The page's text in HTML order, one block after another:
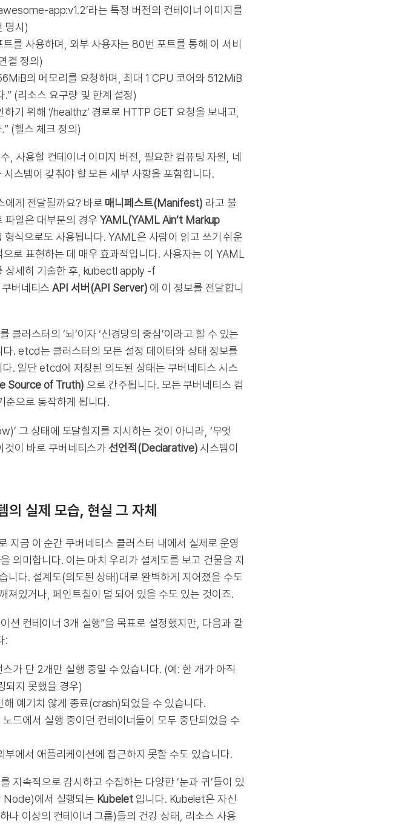
app:v1.2’라는 특정 버전의 컨테이너 이미지를
명시)
를 사용하며, 외부 사용자는 80번 포트를 통해 이 서비
결 정의)
의 메모리를 요청하며, 최대 1 CPU 코어와 512MiB
(리소스 요구량 및 한계 설정)
기 위해 ‘/healthz’ 경로로 HTTP GET 요청을 보내고,
(헬스 체크 정의)
, 사용할 컨테이너 이미지 버전, 필요한 컴퓨팅 자원, 네
스템이 갖춰야 할 모든 세부 사항을 포함합니다.
에게 전달될까요? 바로 매니페스트(Manifest) 라고 불
파일은 대부분의 경우 YAML(YAML Ain’t Markup
식으로도 사용됩니다. YAML은 사람이 읽고 쓰기 쉬운
로 표현하는 데 매우 효과적입니다. 사용자는 이 YAML
상세히 기술한 후, kubectl apply -f
버네티스API 서버(API Server) 에 이 정보를 전달합니
러스터의 ‘뇌’이자 ‘신경망의 중심’이라고 할 수 있는
다. etcd는 클러스터의 모든 설정 데이터와 상태 정보를
. 일단 etcd에 저장된 의도된 상태는 쿠버네티스 시스
Source of Truth) 으로 간주됩니다. 모든 쿠버네티스 컴
으로 동작하게 됩니다.
그 상태에 도달할지를 지시하는 것이 아니라, ‘무엇
것이 바로 쿠버네티스가 선언적(Declarative)시스템이
실제 모습, 현실 그 자체
지금 이 순간 쿠버네티스 클러스터 내에서 실제로 운영
을 의미합니다. 이는 마치 우리가 설계도를 보고 건물을 지
니다. 설계도(의도된 상태)대로 완벽하게 지어졌을 수도
져있거나, 페인트칠이 덜 되어 있을 수도 있는 것이죠.
션 컨테이너 3개 실행”을 목표로 설정했지만, 다음과 같
:
가 단 2개만 실행 중일 수 있습니다. (예: 한 개가 아직
되지 못했을 경우)
예기치 않게 종료(crash)되었을 수 있습니다.
드에서 실행 중이던 컨테이너들이 모두 중단되었을 수
에서 애플리케이션에 접근하지 못할 수도 있습니다.
지속적으로 감시하고 수집하는 다양한 ‘눈과 귀’들이 있
Node)에서 실행되는 Kubelet입니다. Kubelet은 자신
나 이상의 컨테이너 그룹)들의 건강 상태, 리소스 사용